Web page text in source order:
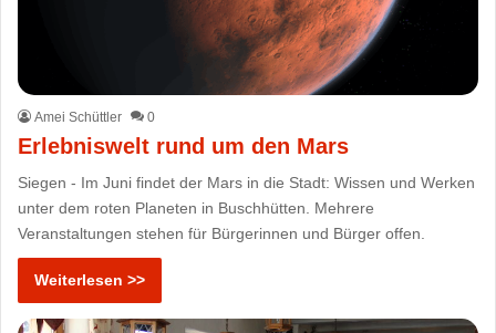
Amei Schüttler 0
Erlebniswelt rund um den Mars
Siegen - Im Juni findet der Mars in die Stadt: Wissen und Werken
unter dem roten Planeten in Buschhütten. Mehrere
Veranstaltungen stehen für Bürgerinnen und Bürger offen.
Weiterlesen >>